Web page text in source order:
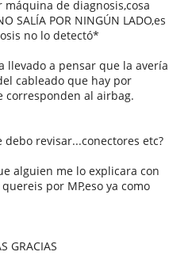
de diagnosis,cosa
SALÍA POR NINGÚN LADO,es
no lo detectó*
llevado a pensar que la avería
cableado que hay por
corresponden al airbag.
debo revisar...conectores etc?
alguien me lo explicara con
por MP,eso ya como
GRACIAS